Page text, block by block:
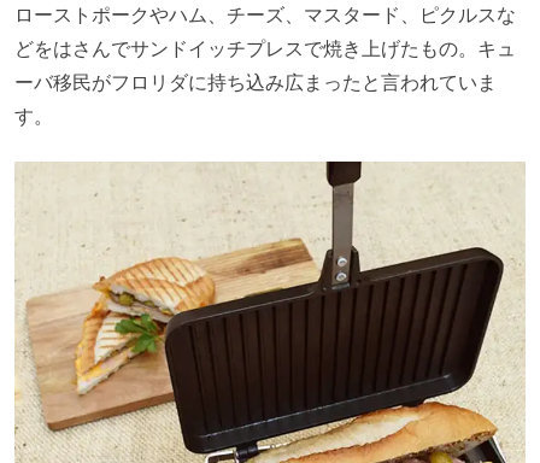
ローストポークやハム、チーズ、マスタード、ピクルスな
どをはさんでサンドイッチプレスで焼き上げたもの。キュ
ーバ移民がフロリダに持ち込み広まったと言われていま
す。